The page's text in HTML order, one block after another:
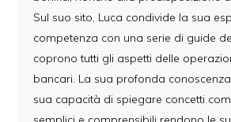
Sul suo sito, Luca condivide la sua
competenza con una serie di guide
coprono tutti gli aspetti delle
bancari. La sua profonda
sua capacità di spiegare concetti